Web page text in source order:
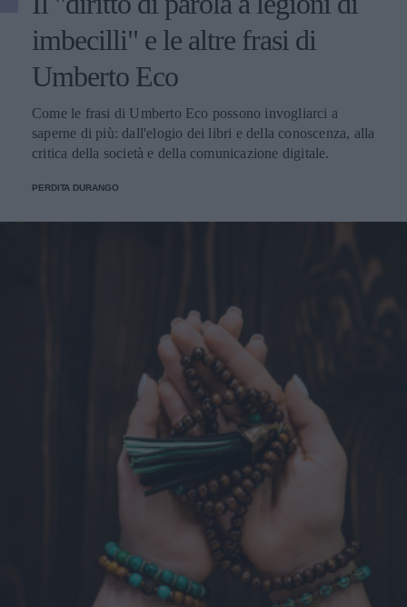
imbecilli" e le altre frasi di
Umberto Eco
Come le frasi di Umberto Eco possono invogliarci a
saperne di più: dall'elogio dei libri e della conoscenza, alla
critica della società e della comunicazione digitale.
PERDITA DURANGO